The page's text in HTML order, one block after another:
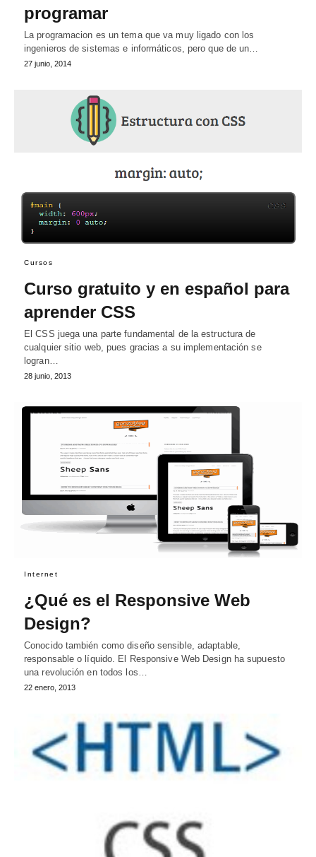
programar
La programacion es un tema que va muy ligado con los
ingenieros de sistemas e informáticos, pero que de un…
27 junio, 2014
Cursos
Curso gratuito y en español para
aprender CSS
El CSS juega una parte fundamental de la estructura de
cualquier sitio web, pues gracias a su implementación se
logran…
28 junio, 2013
Internet
¿Qué es el Responsive Web
Design?
Conocido también como diseño sensible, adaptable,
responsable o líquido. El Responsive Web Design ha supuesto
una revolución en todos los…
22 enero, 2013